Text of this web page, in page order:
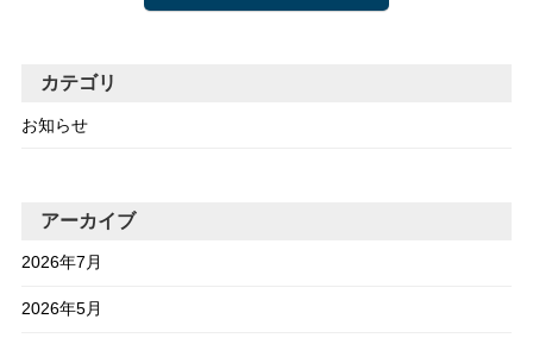
カテゴリ
お知らせ
アーカイブ
2026年7月
2026年5月